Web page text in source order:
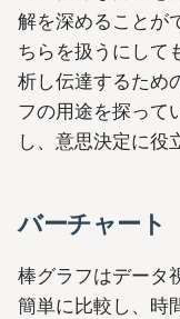
解を深めることが
ちらを扱うにして
析し伝達するため
フの用途を探って
し、意思決定に役
バーチャート
棒グラフはデータ
簡単に比較し、時